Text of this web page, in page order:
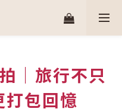
｜旅行不只
打包回憶